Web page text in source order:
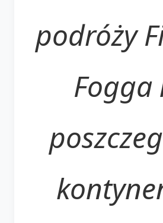
podróży
Fogga